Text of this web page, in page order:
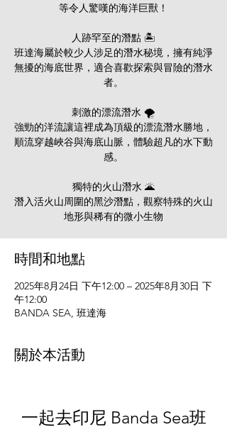
等令人驚嘆的海洋巨獸！
人跡罕至的潛點 🏝️
班達海屬於較少人涉足的潛水秘境，擁有純淨
無擾的海底世界，適合喜歡探索與冒險的潛水
者。
刺激的漂流潛水 🌪️
強勁的洋流讓這裡成為頂級的漂流潛水勝地，
順流穿越峽谷與海底山脈，體驗超凡的水下動
感。
獨特的火山潛水 🌋
潛入活火山周圍的黑沙潛點，觀察特殊的火山
地形與稀有的微小生物
時間和地點
2025年8月24日 下午12:00 – 2025年8月30日 下
午12:00
BANDA SEA, 班達海
關於本活動
一起去印尼 Banda Sea班